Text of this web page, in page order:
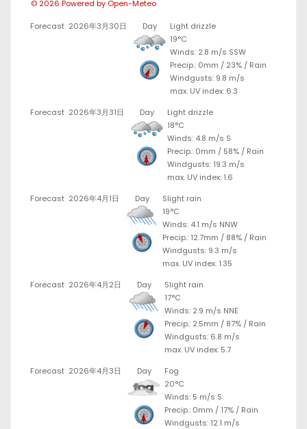
© 2026 Powered by Open-Meteo
Forecast 2026年3月30日 Day
Light drizzle
19°C
Winds: 2.8 m/s SSW
Precip.: 0mm / 23% / Rain
Windgusts: 9.8 m/s
max. UV index: 6.3
Forecast 2026年3月31日 Day
Light drizzle
18°C
Winds: 4.8 m/s S
Precip.: 0mm / 58% / Rain
Windgusts: 19.3 m/s
max. UV index: 1.6
Forecast 2026年4月1日 Day
Slight rain
19°C
Winds: 4.1 m/s NNW
Precip.: 12.7mm / 88% / Rain
Windgusts: 9.3 m/s
max. UV index: 1.35
Forecast 2026年4月2日 Day
Slight rain
17°C
Winds: 2.9 m/s NNE
Precip.: 2.5mm / 87% / Rain
Windgusts: 6.8 m/s
max. UV index: 5.7
Forecast 2026年4月3日 Day
Fog
20°C
Winds: 5 m/s S
Precip.: 0mm / 17% / Rain
Windgusts: 12.1 m/s